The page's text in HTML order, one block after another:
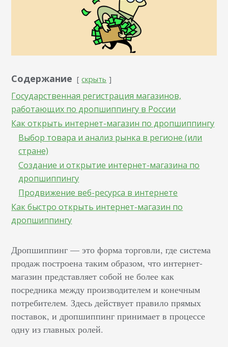
Содержание скрыть
Государственная регистрация магазинов,
работающих по дропшиппингу в России
Как открыть интернет-магазин по дропшиппингу
Выбор товара и анализ рынка в регионе (или
стране)
Создание и открытие интернет-магазина по
дропшиппингу
Продвижение веб-ресурса в интернете
Как быстро открыть интернет-магазин по
дропшиппингу
Дропшиппинг — это форма торговли, где система
продаж построена таким образом, что интернет-
магазин представляет собой не более как
посредника между производителем и конечным
потребителем. Здесь действует правило прямых
поставок, и дропшиппинг принимает в процессе
одну из главных ролей.